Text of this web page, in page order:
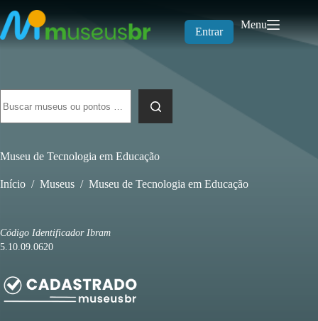
para
o
conteúdo
Entrar
Menu
resultados
Museu de Tecnologia em Educação
Início / Museus / Museu de Tecnologia em Educação
Código Identificador Ibram
5.10.09.0620